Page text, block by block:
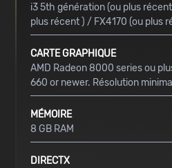
i3 5th génération (ou plus
plus récent ) / FX4170 (ou plus
CARTE GRAPHIQUE
AMD Radeon 8000 series ou
660 or newer. Résolution
MÉMOIRE
8 GB RAM
DIRECTX